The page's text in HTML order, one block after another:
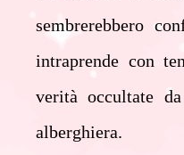
sembrerebbero
intraprende con
verità occultate
alberghiera.